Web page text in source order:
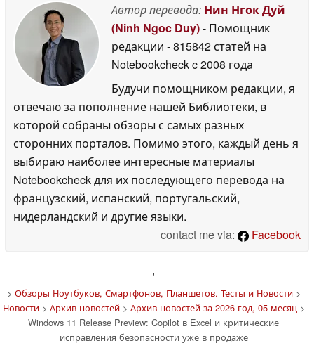
Автор перевода: Нин Нгок Дуй
(Ninh Ngoc Duy)- Помощник
редакции - 815842 статей на
Notebookcheckc 2008 года
Будучи помощником редакции, я
отвечаю за пополнение нашей Библиотеки, в
которой собраны обзоры с самых разных
сторонних порталов. Помимо этого, каждый день я
выбираю наиболее интересные материалы
Notebookcheck для их последующего перевода на
французский, испанский, португальский,
нидерландский и другие языки.
contact me via:
Facebook
'
> Обзоры Ноутбуков, Смартфонов, Планшетов. Тесты и Новости>
Новости> Архив новостей> Архив новостей за 2026 год, 05 месяц>
Windows 11 Release Preview: Copilot в Excel и критические
исправления безопасности уже в продаже